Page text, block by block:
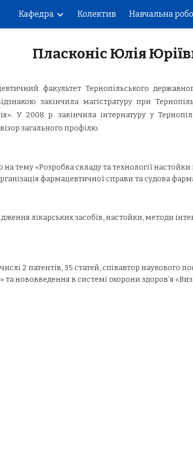
Skip to main content
Кафедра Колектив Навчальна
Пласконіс Юлія
факультет Тернопільського
закінчила магістратуру при
У 2008 р. закінчила інтернатуру у
загального профілю.
тему «Розробка складу та технології
фармацевтичної справи та судова
лікарських засобів, настойки, методи
2 патентів, 35 статей, співавтор наукового
нововведення в системі охорони здоров’я